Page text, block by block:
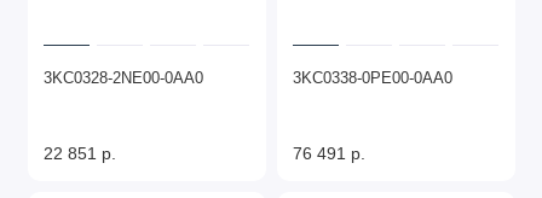
3KC0328-2NE00-0AA0
22 851 р.
3KC0338-0PE00-0AA0
76 491 р.